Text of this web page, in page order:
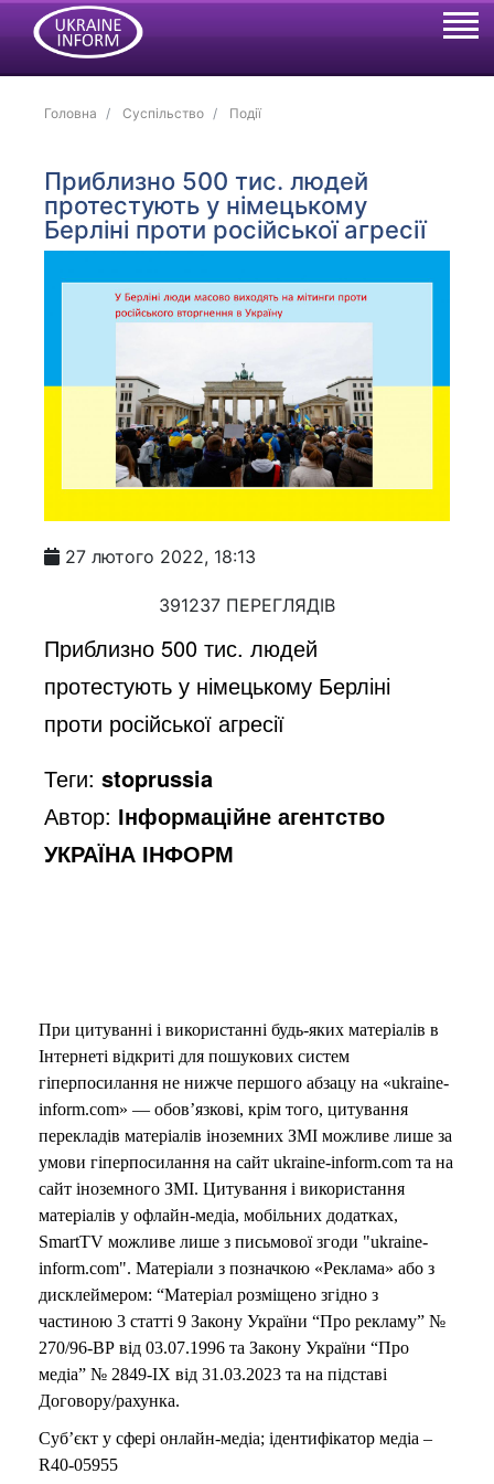
Головна Суспільство Події
Приблизно 500 тис. людей
протестують у німецькому
Берліні проти російської агресії
27 лютого 2022, 18:13
391237 ПЕРЕГЛЯДІВ
Приблизно 500 тис. людей
протестують у німецькому Берліні
проти російської агресії
Теги:stoprussia
Автор: Інформаційне агентство
УКРАЇНА ІНФОРМ
При цитуванні і використанні будь-яких матеріалів в
Інтернеті відкриті для пошукових систем
гіперпосилання не нижче першого абзацу на «ukraine-
inform.com» — обов’язкові, крім того, цитування
перекладів матеріалів іноземних ЗМІ можливе лише за
умови гіперпосилання на сайт ukraine-inform.com та на
сайт іноземного ЗМІ. Цитування і використання
матеріалів у офлайн-медіа, мобільних додатках,
SmartTV можливе лише з письмової згоди "ukraine-
inform.com". Матеріали з позначкою «Реклама» або з
дисклеймером: “Матеріал розміщено згідно з
частиною 3 статті 9 Закону України “Про рекламу” №
270/96-ВР від 03.07.1996 та Закону України “Про
медіа” № 2849-IX від 31.03.2023 та на підставі
Договору/рахунка.
Суб’єкт у сфері онлайн-медіа; ідентифікатор медіа –
R40-05955